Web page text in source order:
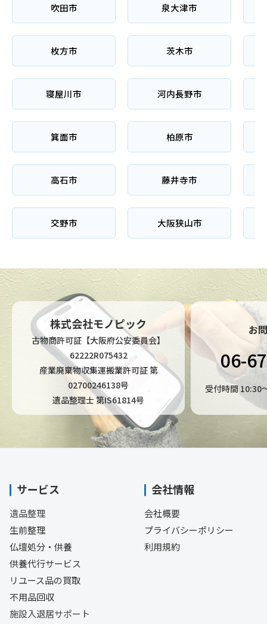
吹田市 泉大津市
枚方市 茨木市
寝屋川市 河内長野市
箕面市 柏原市
高石市 藤井寺市
交野市 大阪狭山市
株式会社モノピック
古物商許可証【大阪府公安委員会】
62222R075432
産業廃棄物収集運搬業許可証 第
02700246138号
遺品整理士 第IS61814号
お
06-
受付時間 10:30
サービス
遺品整理
生前整理
仏壇処分・供養
供養代行サービス
リユース品の買取
不用品回収
施設入退居サポート
会社情報
会社概要
プライバシーポリシー
利用規約